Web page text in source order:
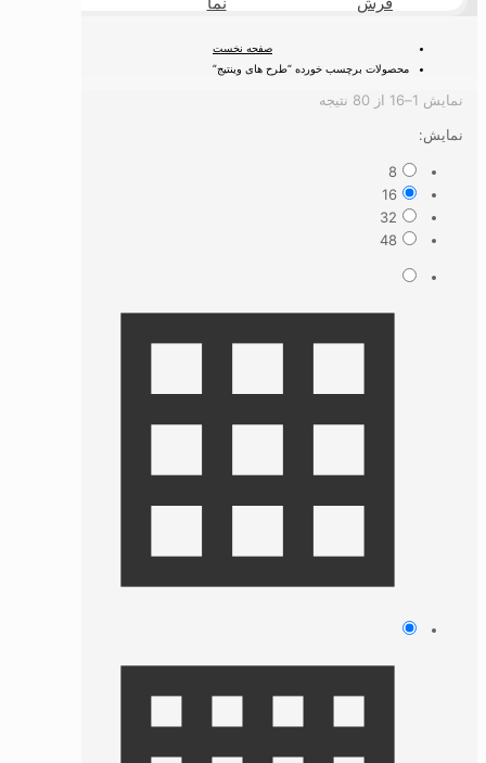
صفحه نخست
محصولات برچسب خورده “طرح های وینتیج”
نمایش 1–16 از 80 نتیجه
نمایش:
8
16
32
48